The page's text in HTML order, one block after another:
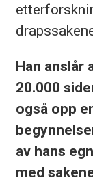
Han anslår
20.000
også opp
av hans
med